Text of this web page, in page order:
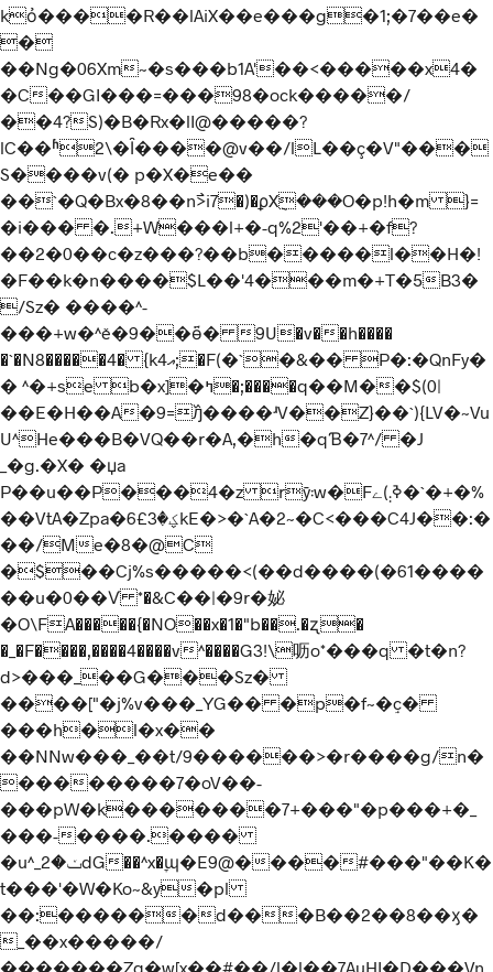
kỏ����R��lAiX��e���g�1;�7��e�
�
��Ng�06Xm~�s���b1A'��<�����x4�
�C��GI���=���98�ock�����/
��4?S)�B�Rx�lI@�����?
lC��ʱ2\�Ȋ����@v��/lL��ç�V"���
S����v(� p�X�e��
��`�Q�Bx�8��n߯>i7�)�ϼX݈���O�p!h�m }=
�i��� �.+W���l+�-q%2'��+�f?
��2�0��c�z���?��b�����l��H�!
�F��k�n����$L��'4���m�+T�5B3�
/Sz� ����^-
���+w�^ě�9��݇ӫ� 9U�v��h����
�`�N8�����4� {kއ4;�F(�`�&�� P�:�QnFy�
� ^�+se b�x]�ߤ�;����q��M��$(0|
��E�H��A�9=߰ԓ����ʴV��Z}��`){LV�~Vu
U^He���B�VQ��r�A,�h�qƁ�7^/ �J
_�g.�X� �џa
P��u��P���4�z rȳ܃w�Fߢ܄)ے�`�+�%
��VtA�Zpa�6£ؼ�3kE�>�`A�2~�C<���C4J��:�
��/Me�8�@C
�$��Cj%s�����<(��d����(�61����
��u�0��Ѵ *�&C��|�9r�妼
�O\FA�����{�NO��x�1�"b��.�ʐ�
�_�F����,����4����v^����G3!\呖o*���q �t�n?
d>���_��G���Sz�
����["�j%v���_YG�� �p�f~�ٟc�
���h�l�x��
��NNw���_��t/9������>�r����g/n�
��������7�oV��-
���pW�k�������7+���"�p���+�_
���-����.����
�u^_ݖ�2dG��^x�ׇɰ�E9@����#���"��K�
t���'�W�Ko~&y�pl
��:������d���B��2��8��ӽ�
_��x�����/
�������Zg�w[x��#��/l�l��7AuHI�D���Vn